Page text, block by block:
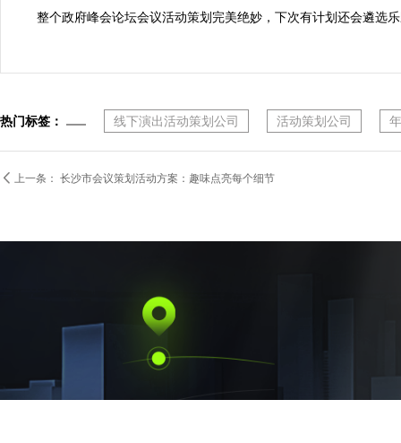
整个政府峰会论坛会议活动策划完美绝妙，下次有计划还会遴选
热门标签： 线下演出活动策划公司 活动策划公司
 上一条： 长沙市会议策划活动方案：趣味点亮每个细节